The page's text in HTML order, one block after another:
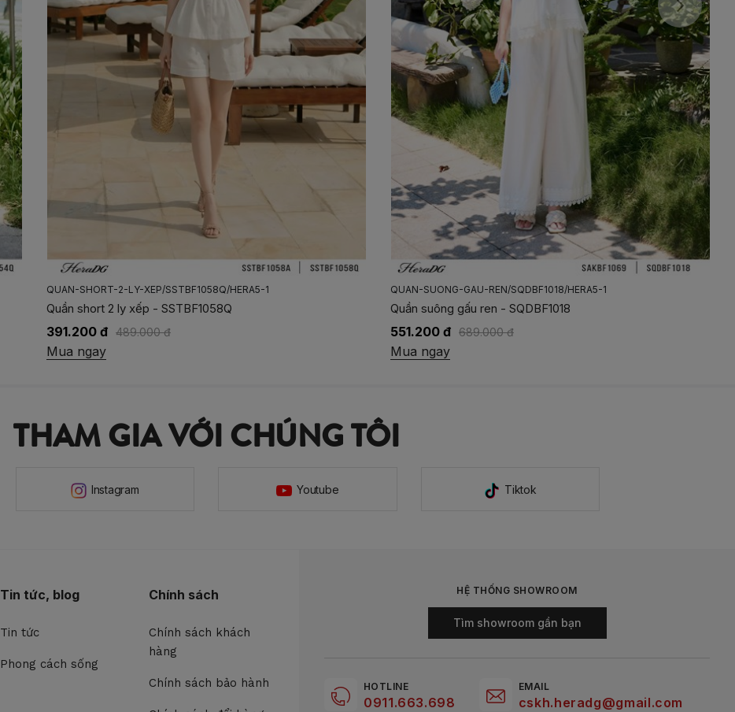
QUAN-SUONG-GAU-REN/SQDBF1018/HERA5-1
Quần suông gấu ren - SQDBF1018
551.200 đ 689.000 đ
Mua ngay
QUAN-SHORT-BOXER/SQSBF2003/HERA04
Quần short boxer - SQSBF2003
293.400 đ 489.000 đ
Mua ngay
THAM GIA VỚI CHÚNG TÔI
Instagram Youtube Tiktok
Tin tức, blog
Tin tức
Phong cách sống
Chính sách
Chính sách khách
hàng
Chính sách bảo hành
HỆ THỐNG SHOWROOM
Tìm showroom gần bạn
HOTLINE
0911.663.698
EMAIL
cskh.heradg@gmail.com